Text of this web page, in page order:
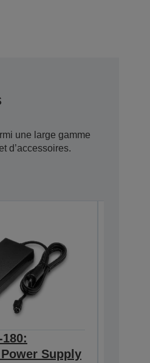
une large gamme
d’accessoires.
Supply